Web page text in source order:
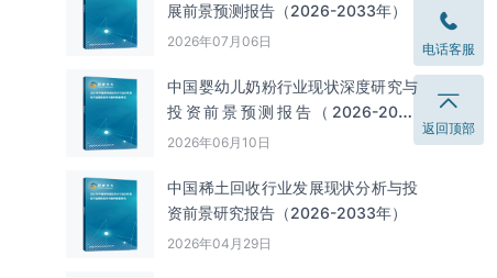
展前景预测报告（2026-2033年）
2026年07月06日
中国婴幼儿奶粉行业现状深度研究与
投资前景预测报告（2026-2033
年）
2026年06月10日
中国‌‌稀土回收‌‌行业发展现状分析与投
资前景研究报告（2026-2033年）
2026年04月29日
电话客服
返回顶部